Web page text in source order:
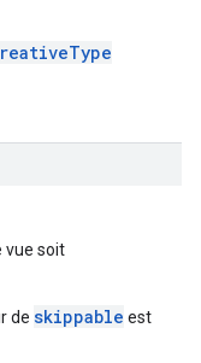
vue soit
de skippable est